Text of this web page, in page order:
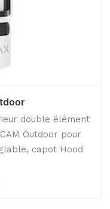
double élément
Outdoor pour
capot Hood